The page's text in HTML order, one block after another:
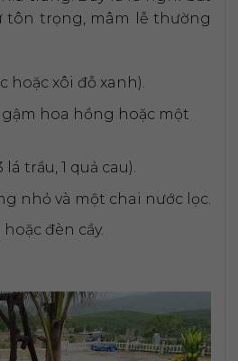
tôn trọng, mâm lễ thường
hoặc xôi đỗ xanh).
hoa hồng hoặc một
trầu, 1 quả cau).
nhỏ và một chai nước lọc.
đèn cầy.